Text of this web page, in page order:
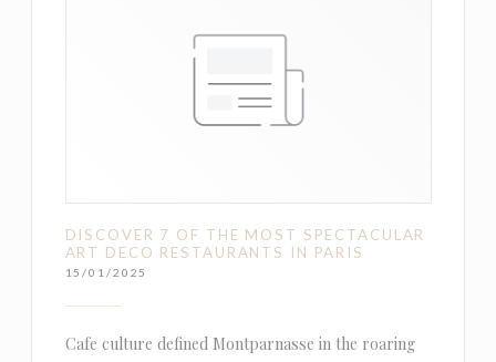
DISCOVER 7 OF THE MOST SPECTACULAR
ART DECO RESTAURANTS IN PARIS
15/01/2025
Cafe culture defined Montparnasse in the roaring